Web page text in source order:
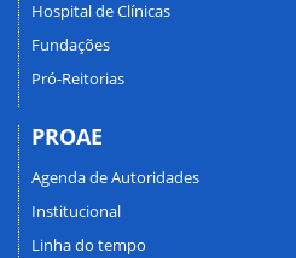
Hospital de Clínicas
Fundações
Pró-Reitorias
PROAE
Agenda de Autoridades
Institucional
Linha do tempo